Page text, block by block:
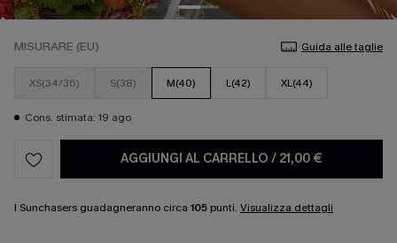
MISURARE (EU) Guida alle taglie
XS(34/36) S(38) M(40) L(42) XL(44)
Cons. stimata: 19 ago
AGGIUNGI AL CARRELLO / 21,00 €
I Sunchasers guadagneranno circa 105 punti. Visualizza dettagli